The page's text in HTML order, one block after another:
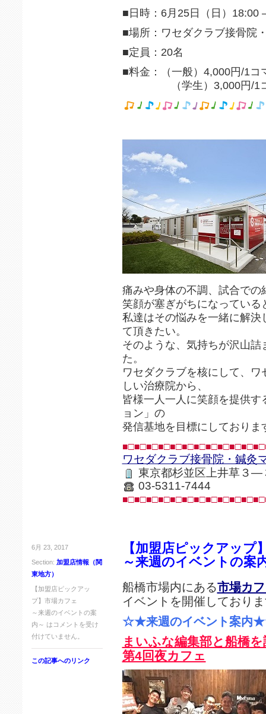
■日時：6月25日（日）18:00
■場所：ワセダクラブ接骨院
■定員：20名
■料金：（一般）4,000円/1コ
（学生）3,000円/1コ
痛みや身体の不調、試合での
笑顔が塞ぎがちになっている
私達はその悩みを一緒に解
て頂きたい。
そのような、気持ちが沢山
た。
ワセダクラブを核にして、
しい治療院から、
皆様一人一人に笑顔を提供
ョン」の
発信基地を目標にしておりま
ワセダクラブ接骨院・鍼灸
東京都杉並区上井草３
03-5311-7444
6月 23, 2017
Section: 加盟店情報（関
東地方）
【加盟店ピックアッ
プ】市場カフェ
～来週のイベントの案
内～ は コメントを受け
付けていません。
この記事へのリンク
【加盟店ピックアップ
～来週のイベントの案
船橋市場内にある市場カ
イベントを開催しており
☆★来週のイベント案内
まいふな編集部と船橋
第4回夜カフェ